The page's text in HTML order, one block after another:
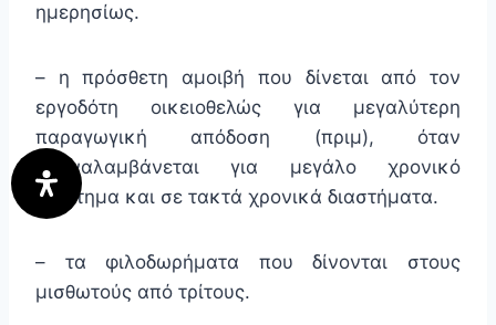
ημερησίως.
– η πρόσθετη αμοιβή που δίνεται από τον
εργοδότη οικειοθελώς για μεγαλύτερη
παραγωγική απόδοση (πριμ), όταν
επαναλαμβάνεται για μεγάλο χρονικό
διάστημα και σε τακτά χρονικά διαστήματα.
– τα φιλοδωρήματα που δίνονται στους
μισθωτούς από τρίτους.